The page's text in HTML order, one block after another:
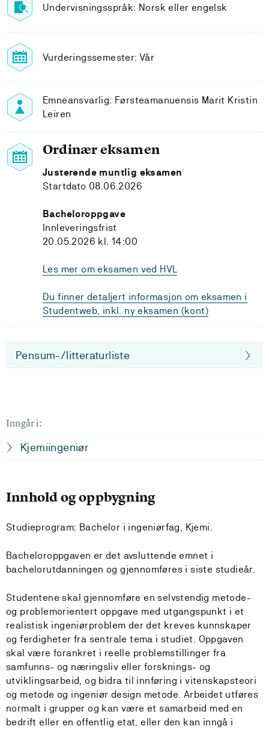
Undervisningsspråk: Norsk eller engelsk
Vurderingssemester: Vår
Emneansvarlig: Førsteamanuensis Marit Kristin
Leiren
Ordinær eksamen
Justerende muntlig eksamen
Startdato 08.06.2026
Bacheloroppgave
Innleveringsfrist
20.05.2026 kl. 14:00
Les mer om eksamen ved HVL
Du finner detaljert informasjon om eksamen i
Studentweb, inkl. ny eksamen (kont)
Pensum-/litteraturliste
Inngår i:
Kjemiingeniør
Innhold og oppbygning
Studieprogram: Bachelor i ingeniørfag, Kjemi.
Bacheloroppgaven er det avsluttende emnet i
bachelorutdanningen og gjennomføres i siste studieår.
Studentene skal gjennomføre en selvstendig metode-
og problemorientert oppgave med utgangspunkt i et
realistisk ingeniørproblem der det kreves kunnskaper
og ferdigheter fra sentrale tema i studiet. Oppgaven
skal være forankret i reelle problemstillinger fra
samfunns- og næringsliv eller forsknings- og
utviklingsarbeid, og bidra til innføring i vitenskapsteori
og metode og ingeniør design metode. Arbeidet utføres
normalt i grupper og kan være et samarbeid med en
bedrift eller en offentlig etat, eller den kan inngå i